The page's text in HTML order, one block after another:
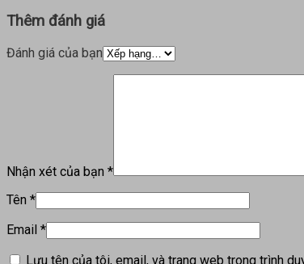
Thêm đánh giá
Đánh giá của bạn
Nhận xét của bạn *
Tên *
Email *
Lưu tên của tôi, email, và trang web trong trình